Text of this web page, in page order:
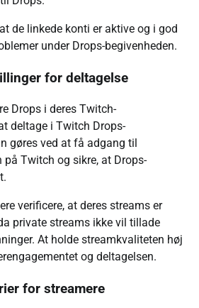
de linkede konti er aktive og i god
under Drops-begivenheden.
for deltagelse
Drops i deres Twitch-
deltage i Twitch Drops-
gøres ved at få adgang til
på Twitch og sikre, at Drops-
verificere, at deres streams er
private streams ikke vil tillade
At holde streamkvaliteten høj
og deltagelsen.
for streamere